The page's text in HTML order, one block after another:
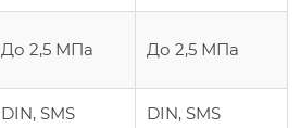
До 2,5 МПа До 2,5 МПа
DIN, SMS DIN, SMS